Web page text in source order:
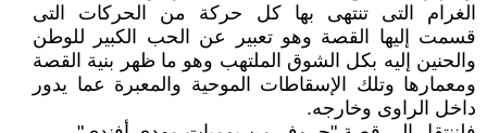
الغرام التى تنتهى بها كل حركة من الحركات التى
قسمت إليها القصة وهو تعبير عن الحب الكبير للوطن
والحنين إليه بكل الشوق الملتهب وهو ما ظهر بنية القصة
ومعمارها وتلك الإسقاطات الموحية والمعبرة عما يدور
داخل الراوى وخارجه.